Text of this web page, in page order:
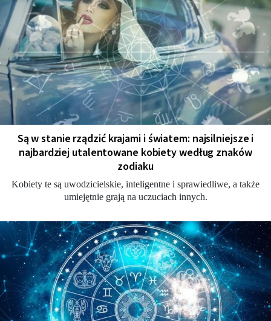
Są w stanie rządzić krajami i światem: najsilniejsze i
najbardziej utalentowane kobiety według znaków
zodiaku
Kobiety te są uwodzicielskie, inteligentne i sprawiedliwe, a także
umiejętnie grają na uczuciach innych.